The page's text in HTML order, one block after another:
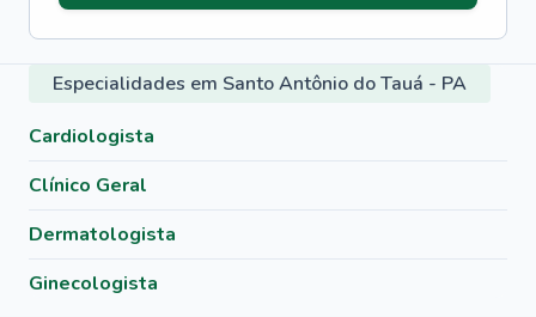
Especialidades em Santo Antônio do Tauá - PA
Cardiologista
Clínico Geral
Dermatologista
Ginecologista